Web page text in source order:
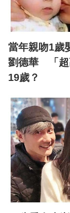
當年親吻1歲
劉德華 「超
19歲？